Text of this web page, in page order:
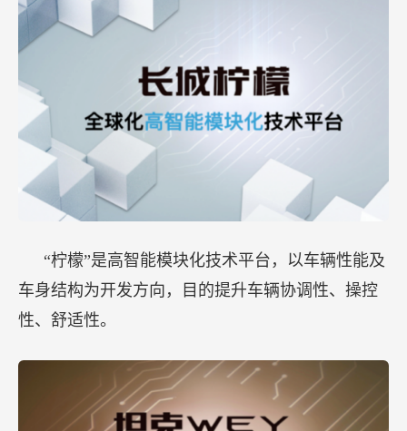
“柠檬”是高智能模块化技术平台，以车辆性能及
车身结构为开发方向，目的提升车辆协调性、操控
性、舒适性。